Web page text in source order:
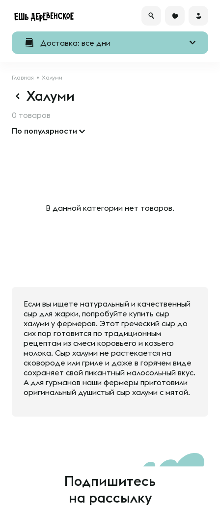
Доставка: все дни
Главная Халуми
Халуми
0 товаров
По популярности
В данной категории нет товаров.
Если вы ищете натуральный и качественный
сыр для жарки, попробуйте купить сыр
халуми у фермеров. Этот греческий сыр до
сих пор готовится по традиционным
рецептам из смеси коровьего и козьего
молока. Сыр халуми не растекается на
сковороде или гриле и даже в горячем виде
сохраняет свой пикантный малосольный вкус.
А для гурманов наши фермеры приготовили
оригинальный душистый сыр халуми с мятой.
Подпишитесь
на рассылку